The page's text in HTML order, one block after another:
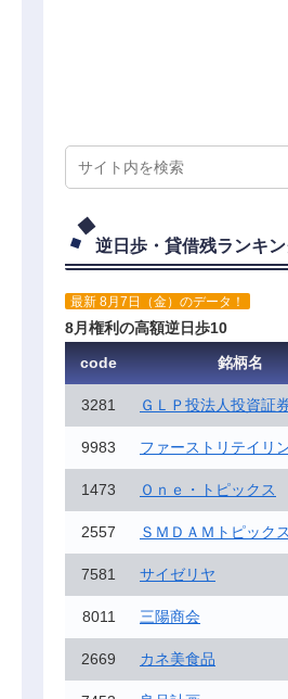
逆日歩・貸借残ランキ
最新 8月7日（金）のデータ！
8月権利の高額逆日歩10
code
銘柄名
3281 ＧＬＰ投法人投資証
9983 ファーストリテイリ
1473 Ｏｎｅ・トピックス
2557 ＳＭＤＡＭトピックス
7581 サイゼリヤ
8011 三陽商会
2669 カネ美食品